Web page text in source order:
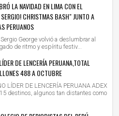
LA NAVIDAD EN LIMA CON EL
CHRISTMAS BASH" JUNTO A
PERUANOS
George volvió a deslumbrar al
de ritmo y espíritu festiv...
DE LENCERÍA PERUANA,TOTAL
488 A OCTUBRE
LÍDER DE LENCERÍA PERUANA ADEX
destinos, algunos tan distantes como